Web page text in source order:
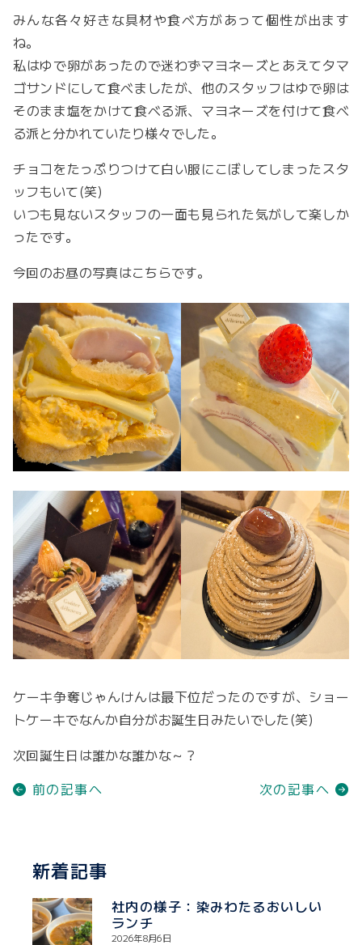
みんな各々好きな具材や食べ方があって個性が出ます
ね。
私はゆで卵があったので迷わずマヨネーズとあえてタマ
ゴサンドにして食べましたが、他のスタッフはゆで卵は
そのまま塩をかけて食べる派、マヨネーズを付けて食べ
る派と分かれていたり様々でした。
チョコをたっぷりつけて白い服にこぼしてしまったスタ
ッフもいて(笑)
いつも見ないスタッフの一面も見られた気がして楽しか
ったです。
今回のお昼の写真はこちらです。
ケーキ争奪じゃんけんは最下位だったのですが、ショー
トケーキでなんか自分がお誕生日みたいでした(笑)
次回誕生日は誰かな誰かな～？
前の記事へ
次の記事へ
新着記事
社内の様子：染みわたるおいしい
ランチ
2026年8月6日